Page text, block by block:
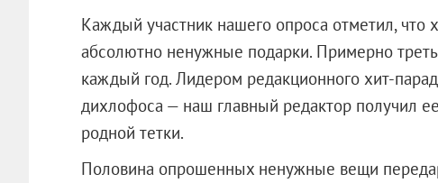
Каждый участник нашего опроса отметил, что
абсолютно ненужные подарки. Примерно треть
каждый год. Лидером редакционного хит-
дихлофоса — наш главный редактор получил
родной тетки.
Половина опрошенных ненужные вещи